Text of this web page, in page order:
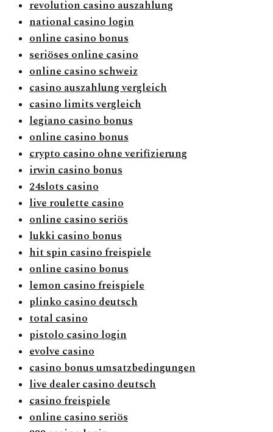
revolution casino auszahlung
national casino login
online casino bonus
seriöses online casino
online casino schweiz
casino auszahlung vergleich
casino limits vergleich
legiano casino bonus
online casino bonus
crypto casino ohne verifizierung
irwin casino bonus
24slots casino
live roulette casino
online casino seriös
lukki casino bonus
hit spin casino freispiele
online casino bonus
lemon casino freispiele
plinko casino deutsch
total casino
pistolo casino login
evolve casino
casino bonus umsatzbedingungen
live dealer casino deutsch
casino freispiele
online casino seriös